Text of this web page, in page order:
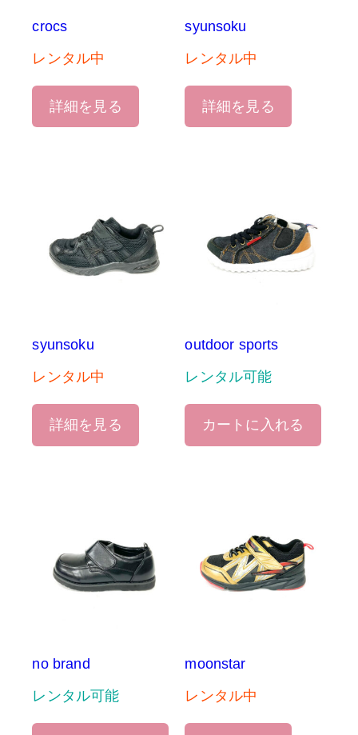
crocs
レンタル中
詳細を見る
syunsoku
レンタル中
詳細を見る
syunsoku
レンタル中
詳細を見る
outdoor sports
レンタル可能
カートに入れる
no brand
レンタル可能
moonstar
レンタル中